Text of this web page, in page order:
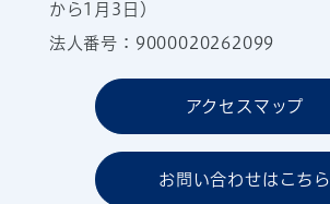
から1月3日）
法人番号：9000020262099
アクセスマップ
お問い合わせはこちら